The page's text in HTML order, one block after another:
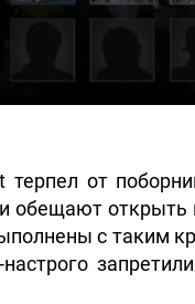
от
обещают
с таким
настрого